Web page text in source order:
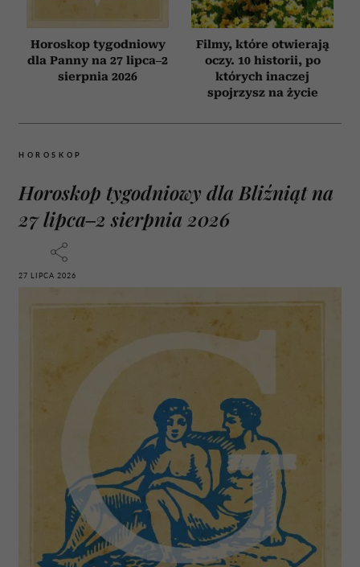
Horoskop tygodniowy
dla Panny na 27 lipca–2
sierpnia 2026
Filmy, które otwierają
oczy. 10 historii, po
których inaczej
spojrzysz na życie
HOROSKOP
Horoskop tygodniowy dla Bliźniąt na
27 lipca–2 sierpnia 2026
27 LIPCA 2026